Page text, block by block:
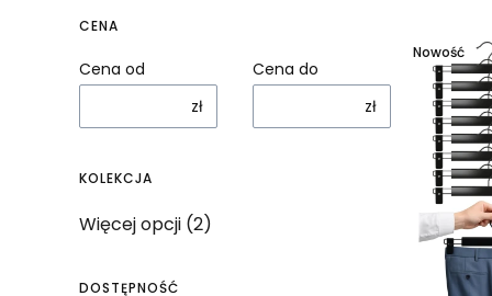
CENA
Cena od
zł
Cena do
zł
KOLEKCJA
Kolekcja
Więcej opcji (2)
DOSTĘPNOŚĆ
Nowość